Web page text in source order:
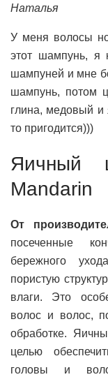
Наталья
У меня волосы
этот шампунь, я
шампуней и мне
шампунь, потом
глина, медовый и
то пригодится)))
Яичный
Mandarin
От
посеченные
бережного
пористую
влаги. Это
волос и волос,
обработке.
целью
головы и